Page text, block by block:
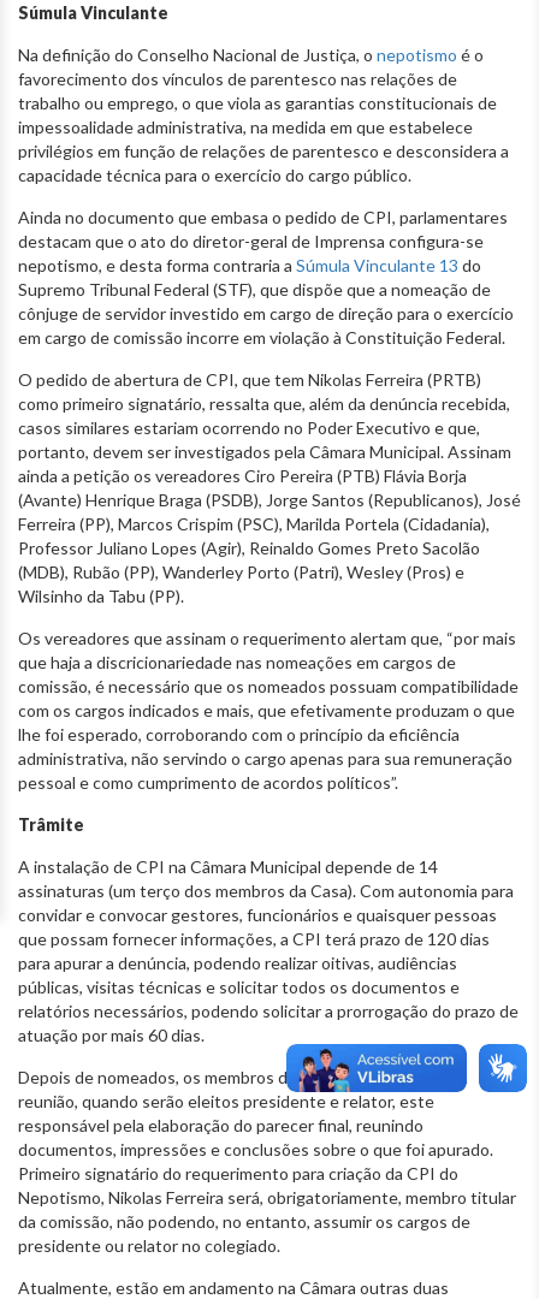
Súmula Vinculante
Na definição do Conselho Nacional de Justiça, o nepotismo é o
favorecimento dos vínculos de parentesco nas relações de
trabalho ou emprego, o que viola as garantias constitucionais de
impessoalidade administrativa, na medida em que estabelece
privilégios em função de relações de parentesco e desconsidera a
capacidade técnica para o exercício do cargo público.
Ainda no documento que embasa o pedido de CPI, parlamentares
destacam que o ato do diretor-geral de Imprensa configura-se
nepotismo, e desta forma contraria a Súmula Vinculante 13 do
Supremo Tribunal Federal (STF), que dispõe que a nomeação de
cônjuge de servidor investido em cargo de direção para o exercício
em cargo de comissão incorre em violação à Constituição Federal.
O pedido de abertura de CPI, que tem Nikolas Ferreira (PRTB)
como primeiro signatário, ressalta que, além da denúncia recebida,
casos similares estariam ocorrendo no Poder Executivo e que,
portanto, devem ser investigados pela Câmara Municipal. Assinam
ainda a petição os vereadores Ciro Pereira (PTB) Flávia Borja
(Avante) Henrique Braga (PSDB), Jorge Santos (Republicanos), José
Ferreira (PP), Marcos Crispim (PSC), Marilda Portela (Cidadania),
Professor Juliano Lopes (Agir), Reinaldo Gomes Preto Sacolão
(MDB), Rubão (PP), Wanderley Porto (Patri), Wesley (Pros) e
Wilsinho da Tabu (PP).
Os vereadores que assinam o requerimento alertam que, “por mais
que haja a discricionariedade nas nomeações em cargos de
comissão, é necessário que os nomeados possuam compatibilidade
com os cargos indicados e mais, que efetivamente produzam o que
lhe foi esperado, corroborando com o princípio da eficiência
administrativa, não servindo o cargo apenas para sua remuneração
pessoal e como cumprimento de acordos políticos”.
Trâmite
A instalação de CPI na Câmara Municipal depende de 14
assinaturas (um terço dos membros da Casa). Com autonomia para
convidar e convocar gestores, funcionários e quaisquer pessoas
que possam fornecer informações, a CPI terá prazo de 120 dias
para apurar a denúncia, podendo realizar oitivas, audiências
públicas, visitas técnicas e solicitar todos os documentos e
relatórios necessários, podendo solicitar a prorrogação do prazo de
atuação por mais 60 dias.
Depois de nomeados, os membros da CPI realizam a primeira
reunião, quando serão eleitos presidente e relator, este
responsável pela elaboração do parecer final, reunindo
documentos, impressões e conclusões sobre o que foi apurado.
Primeiro signatário do requerimento para criação da CPI do
Nepotismo, Nikolas Ferreira será, obrigatoriamente, membro titular
da comissão, não podendo, no entanto, assumir os cargos de
presidente ou relator no colegiado.
Atualmente, estão em andamento na Câmara outras duas